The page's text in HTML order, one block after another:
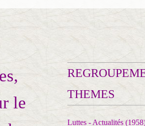
le
THEMES
Luttes - Actualités